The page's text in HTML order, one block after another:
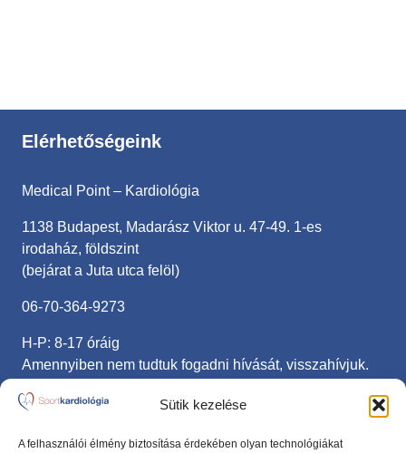
Sütik kezelése
A felhasználói élmény biztosítása érdekében olyan technológiákat
Elérhetőségeink
Medical Point – Kardiológia
1138 Budapest, Madarász Viktor u. 47-49. 1-es
irodaház, földszint
(bejárat a Juta utca felöl)
06-70-364-9273
H-P: 8-17 óráig
Amennyiben nem tudtuk fogadni hívását, visszahívjuk.
sportkardiologia@gmail.com
Fontos linkek